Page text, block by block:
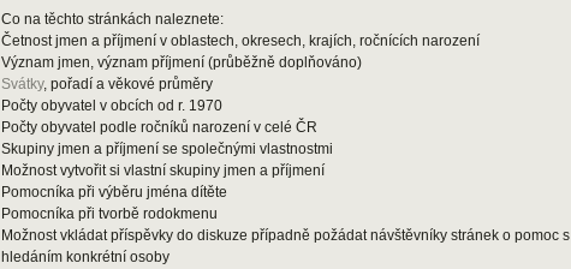
Co na těchto stránkách naleznete:
Četnost jmen a příjmení v oblastech, okresech, krajích, ročnících narození
Význam jmen, význam příjmení (průběžně doplňováno)
Svátky, pořadí a věkové průměry
Počty obyvatel v obcích od r. 1970
Počty obyvatel podle ročníků narození v celé ČR
Skupiny jmen a příjmení se společnými vlastnostmi
Možnost vytvořit si vlastní skupiny jmen a příjmení
Pomocníka při výběru jména dítěte
Pomocníka při tvorbě rodokmenu
Možnost vkládat příspěvky do diskuze případně požádat návštěvníky stránek o pomoc s
hledáním konkrétní osoby